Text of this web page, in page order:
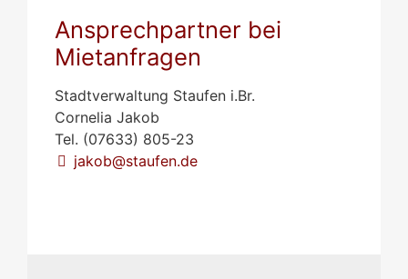
Ansprechpartner bei
Mietanfragen
Stadtverwaltung Staufen i.Br.
Cornelia Jakob
Tel. (07633) 805-23
jakob@staufen.de